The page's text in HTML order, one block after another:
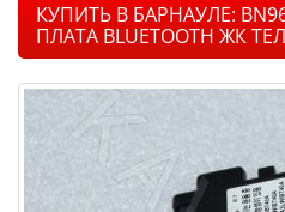
КУПИТЬ В БАРНАУЛЕ:
ПЛАТА BLUETOOTH ЖК